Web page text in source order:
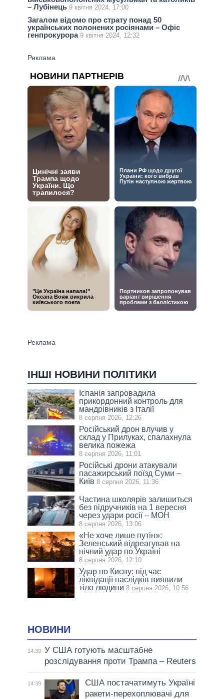
– Лубінець 9 квітня 2024, 17:00
Загалом відомо про страту понад 50
українських полонених росіянами – Офіс
генпрокурора 9 квітня 2024, 12:32
ІНШІ НОВИНИ ПОЛІТИКИ
Іспанія запровадила
прикордонний контроль для
мандрівників з Італії
8 серпня 2026, 12:26
Російський дрон влучив у
склад у Прилуках, спалахнула
велика пожежа
8 серпня 2026, 11:01
Російські дрони атакували
пасажирський поїзд Суми –
Київ 8 серпня 2026, 11:36
Частина школярів залишиться
без підручників на 1 вересня
через удари росії – МОН
8 серпня 2026, 13:06
«Не хоче лише путін»:
Зеленський відреагував на
нічний удар по Україні
8 серпня 2026, 12:10
Удар по Києву: під час
ліквідації наслідків виявили
тіло людини 8 серпня 2026, 10:56
НОВИНИ
14:39 У США готують масштабне
розслідування проти Трампа – Reuters
14:39
США постачатимуть Україні
ракети-перехоплювачі для